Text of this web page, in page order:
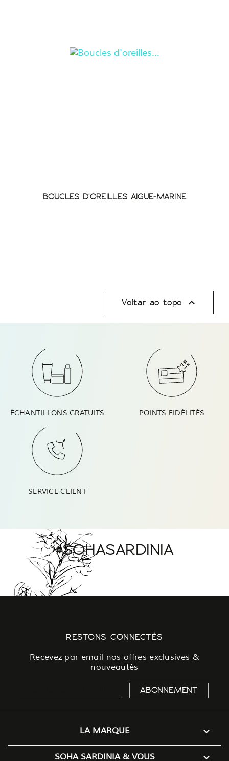
BOUCLES D'OREILLES AIGUE-MARINE
Voltar ao topo 
ÉCHANTILLONS GRATUITS POINTS FIDÉLITÉS
SERVICE CLIENT
#SOHASARDINIA
RESTONS CONNECTÉS
Recevez par email nos offres exclusives &
nouveautés
LA MARQUE 
SOHA SARDINIA & VOUS 